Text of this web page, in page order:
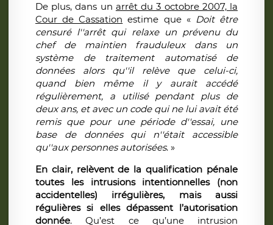
De plus, dans un arrêt du 3 octobre 2007, la
Cour de Cassation estime que « Doit être
censuré l''arrêt qui relaxe un prévenu du
chef de maintien frauduleux dans un
système de traitement automatisé de
données alors qu''il relève que celui-ci,
quand bien même il y aurait accédé
régulièrement, a utilisé pendant plus de
deux ans, et avec un code qui ne lui avait été
remis que pour une période d''essai, une
base de données qui n''était accessible
qu''aux personnes autorisées. »
En clair, relèvent de la qualification pénale
toutes les intrusions intentionnelles (non
accidentelles) irrégulières, mais aussi
régulières si elles dépassent l’autorisation
donnée. Qu’est ce qu’une intrusion